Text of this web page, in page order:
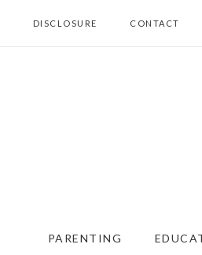
DISCLOSURE CONTACT
PARENTING